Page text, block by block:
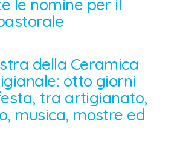
le nomine per il
della Ceramica
otto giorni
tra artigianato,
musica, mostre ed